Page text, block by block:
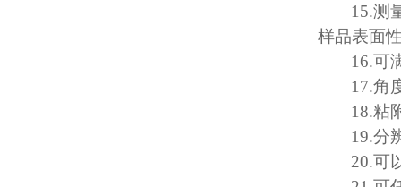
15.测
样品表面
16.可
17.角
18.粘
19.分
20.可